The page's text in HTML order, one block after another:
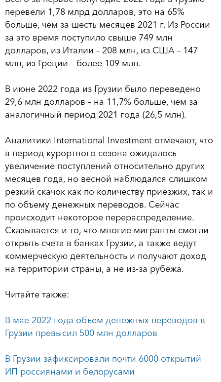
перевели 1,78 млрд долларов, это на 65%
больше, чем за шесть месяцев 2021 г. Из России
за это время поступило свыше 749 млн
долларов, из Италии – 208 млн, из США – 147
млн, из Греции – более 109 млн.
В июне 2022 года из Грузии было переведено
29,6 млн долларов – на 11,7% больше, чем за
аналогичный период 2021 года (26,5 млн).
Аналитики International Investment отмечают, что
в период курортного сезона ожидалось
увеличение поступлений относительно других
месяцев года, но весной наблюдался слишком
резкий скачок как по количеству приезжих, так и
по объему денежных переводов. Сейчас
происходит некоторое перераспределение.
Сказывается и то, что многие мигранты смогли
открыть счета в банках Грузии, а также ведут
коммерческую деятельность и получают доход
на территории страны, а не из-за рубежа.
Читайте также:
В мае 2022 года объем денежных переводов в
Грузии превысил 500 млн долларов
В Грузии зафиксировали почти 6000 открытий
ИП россиянами и белорусами